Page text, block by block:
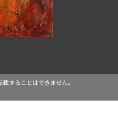
することはできません。